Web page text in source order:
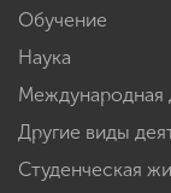
Обучение
Наука
Международная
Другие виды
Студенческая